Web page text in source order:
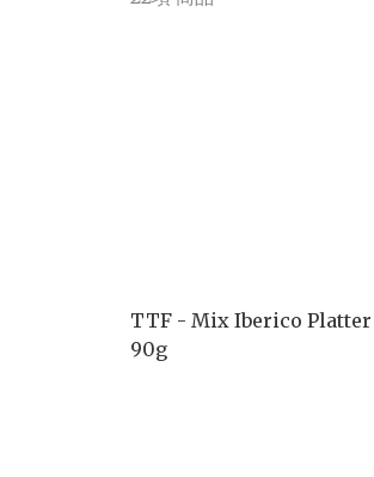
TTF - Mix Iberico Platter
90g